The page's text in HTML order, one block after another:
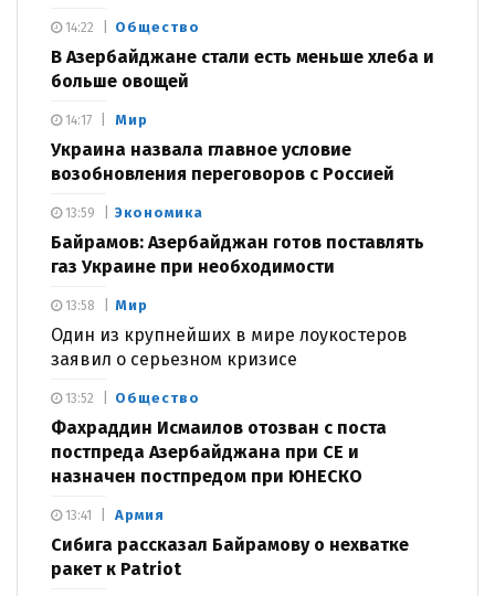
Общество
В Азербайджане стали есть меньше хлеба и
больше овощей
14:22
Мир
Украина назвала главное условие
возобновления переговоров с Россией
14:17
Экономика
Байрамов: Азербайджан готов поставлять
газ Украине при необходимости
13:59
Мир
Один из крупнейших в мире лоукостеров
заявил о серьезном кризисе
13:58
Общество
Фахраддин Исмаилов отозван с поста
постпреда Азербайджана при СЕ и
назначен постпредом при ЮНЕСКО
13:52
Армия
Сибига рассказал Байрамову о нехватке
ракет к Patriot
13:41